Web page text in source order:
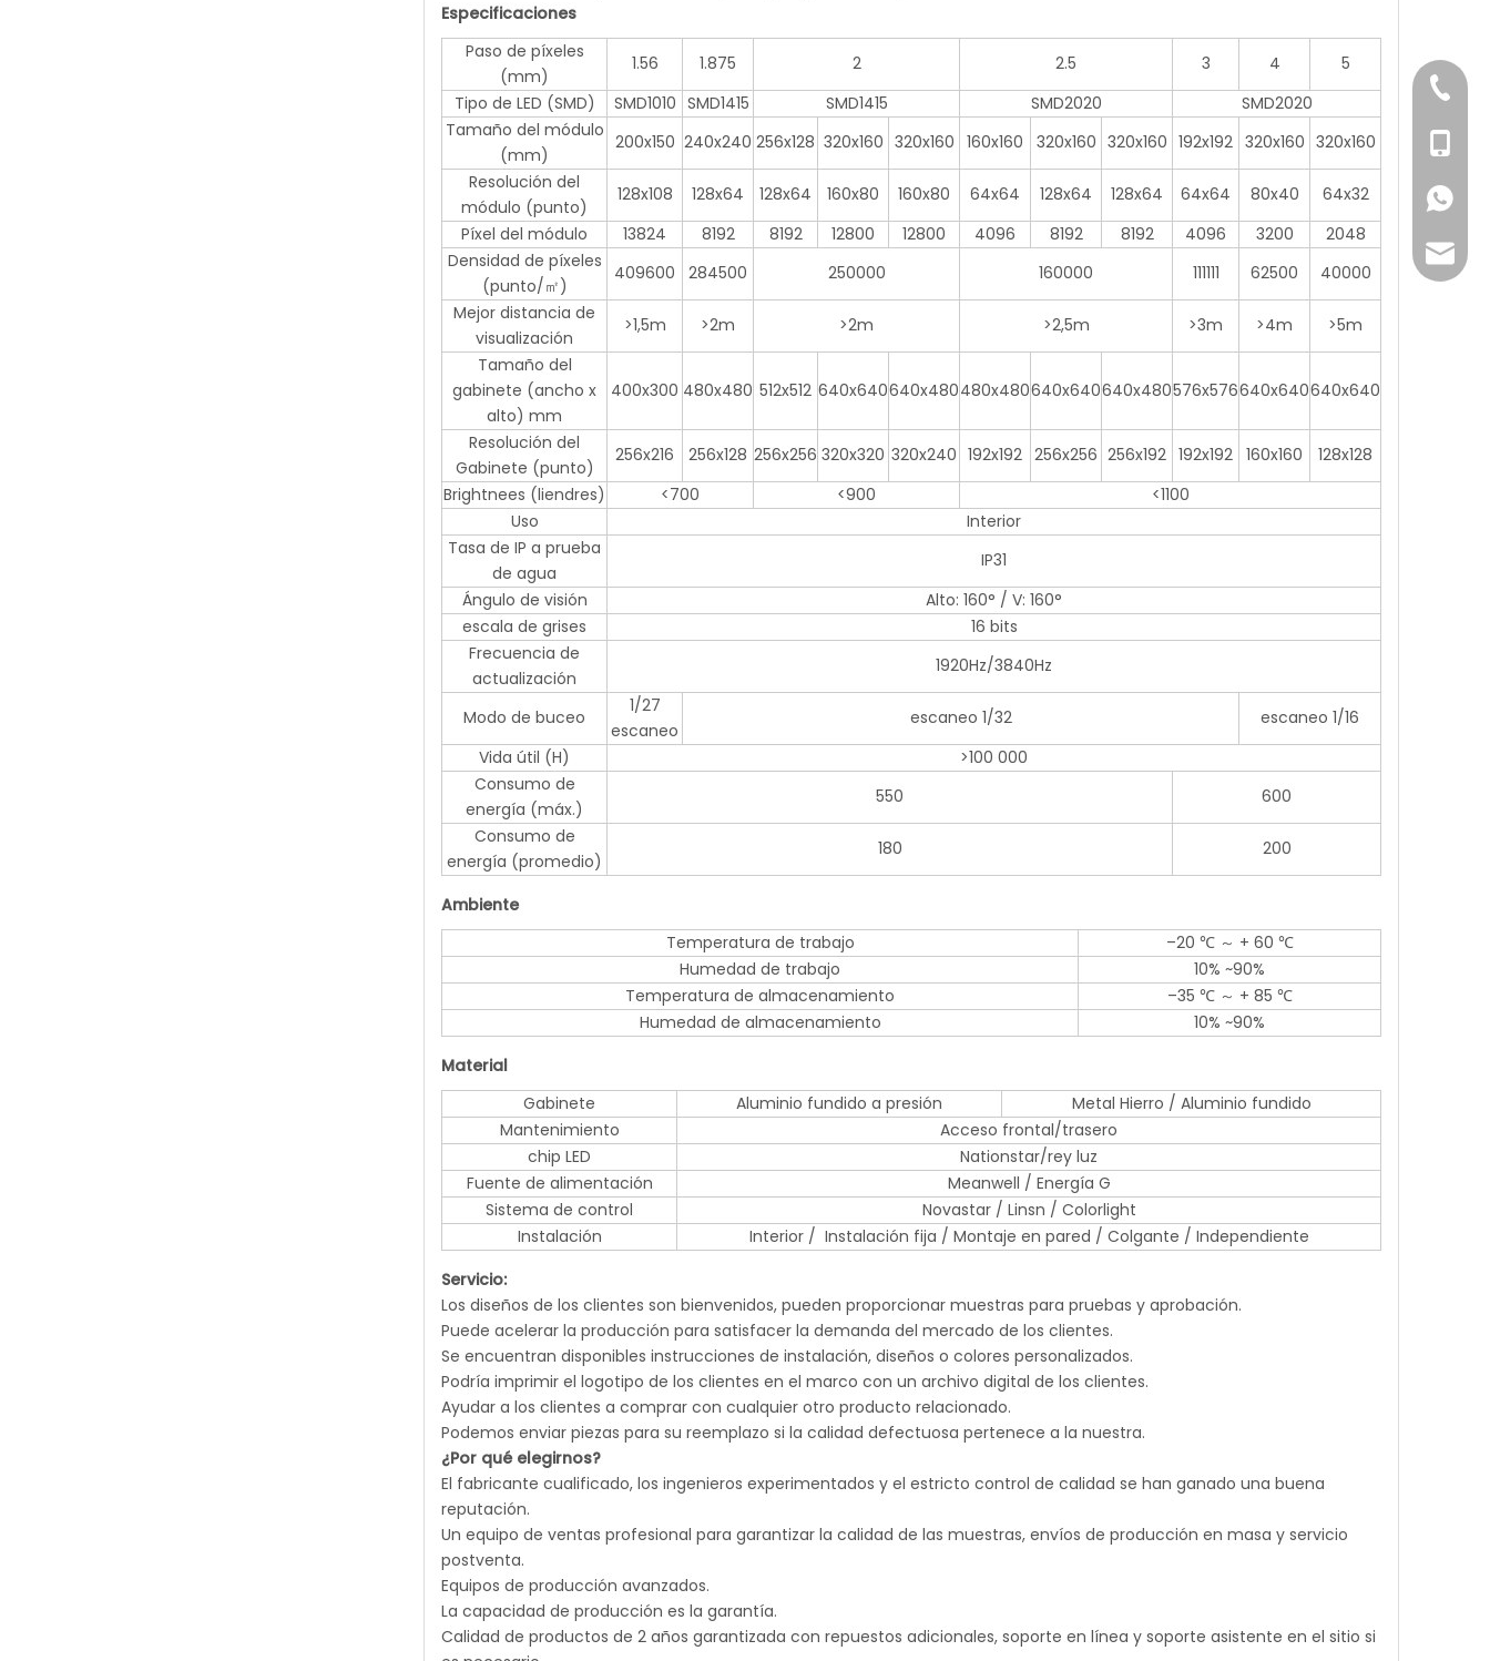
Especificaciones
Paso de píxeles
(mm)
1.56 1.875 2 2.5 3 4
5
Tipo de LED (SMD)
SMD1010 SMD1415 SMD1415 SMD2020
SMD2020
Tamaño del módulo
(mm)
200x150 240x240 256x128 320x160 320x160 160x160 320x160 320x160 192x192 320x160 320x160
Resolución del
módulo (punto)
128x108 128x64 128x64 160x80 160x80 64x64 128x64 128x64 64x64 80x40
64x32
Píxel del módulo
13824 8192 8192 12800 12800 4096 8192 8192 4096 3200
2048
Densidad de píxeles
(punto/㎡)
409600 284500 250000 160000 111111 62500
40000
Mejor distancia de
visualización
>1,5m >2m >2m >2,5m >3m >4m
>5m
Tamaño del
gabinete (ancho x
alto) mm
400x300 480x480 512x512 640x640640x480480x480640x640640x480576x576640x640640x640
Resolución del
Gabinete (punto)
256x216 256x128 256x256 320x320 320x240 192x192 256x256 256x192 192x192 160x160
128x128
Brightnees (liendres)
<700 <900
<1100
Uso
Interior
Tasa de IP a prueba
de agua
IP31
Ángulo de visión
Alto: 160° / V: 160°
escala de grises
16 bits
Frecuencia de
actualización
1920Hz/3840Hz
Modo de buceo
1/27
escaneo
escaneo 1/32
escaneo 1/16
Vida útil (H)
>100 000
Consumo de
energía (máx.)
550
600
Consumo de
energía (promedio)
180 200
Ambiente
Temperatura de trabajo
–20 ℃ ～ + 60 ℃
Humedad de trabajo
10% ~90%
Temperatura de almacenamiento
–35 ℃ ～ + 85 ℃
Humedad de almacenamiento
10% ~90%
Material
Gabinete
Aluminio fundido a presión
Metal Hierro / Aluminio fundido
Mantenimiento
Acceso frontal/trasero
chip LED
Nationstar/rey luz
Fuente de alimentación
Meanwell / Energía G
Sistema de control
Novastar / Linsn / Colorlight
Instalación
Interior / Instalación fija / Montaje en pared / Colgante / Independiente
Servicio:
Los diseños de los clientes son bienvenidos, pueden proporcionar muestras para pruebas y aprobación.
Puede acelerar la producción para satisfacer la demanda del mercado de los clientes.
Se encuentran disponibles instrucciones de instalación, diseños o colores personalizados.
Podría imprimir el logotipo de los clientes en el marco con un archivo digital de los clientes.
Ayudar a los clientes a comprar con cualquier otro producto relacionado.
Podemos enviar piezas para su reemplazo si la calidad defectuosa pertenece a la nuestra.
¿Por qué elegirnos?
El fabricante cualificado, los ingenieros experimentados y el estricto control de calidad se han ganado una buena
reputación.
Un equipo de ventas profesional para garantizar la calidad de las muestras, envíos de producción en masa y servicio
postventa.
Equipos de producción avanzados.
La capacidad de producción es la garantía.
Calidad de productos de 2 años garantizada con repuestos adicionales, soporte en línea y soporte asistente en el sitio si
+86-
+86-